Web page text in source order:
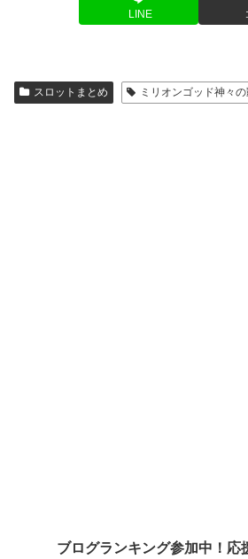
LINE
スロットまとめ ミリオンゴッド神々
ブログランキング参加中！応